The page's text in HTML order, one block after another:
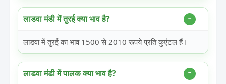
लाडवा मंडी में तुरई क्या भाव है?
लाडवा में तुरई का भाव 1500 से 2010 रूपये प्रति कुएंटल हैं।
लाडवा मंडी में पालक क्या भाव है?